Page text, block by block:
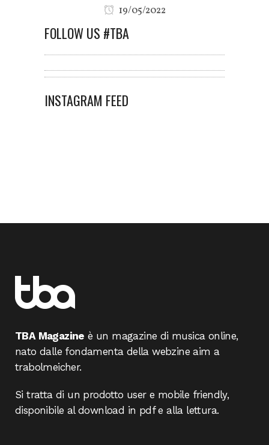
19/05/2022
FOLLOW US #TBA
INSTAGRAM FEED
TBA Magazine è un magazine di musica online,
nato dalle fondamenta della webzine aim a
trabolmeicher.
Si tratta di un prodotto user e mobile friendly,
disponibile al download in pdf e alla lettura.